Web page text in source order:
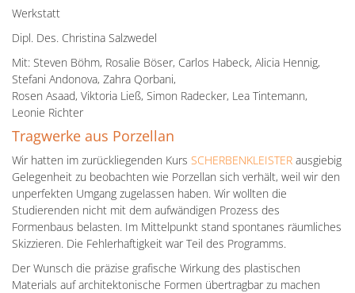
Werkstatt
Dipl. Des. Christina Salzwedel
Mit: Steven Böhm, Rosalie Böser, Carlos Habeck, Alicia Hennig,
Stefani Andonova, Zahra Qorbani,
Rosen Asaad, Viktoria Ließ, Simon Radecker, Lea Tintemann,
Leonie Richter
Tragwerke aus Porzellan
Wir hatten im zurückliegenden Kurs SCHERBENKLEISTER ausgiebig
Gelegenheit zu beobachten wie Porzellan sich verhält, weil wir den
unperfekten Umgang zugelassen haben. Wir wollten die
Studierenden nicht mit dem aufwändigen Prozess des
Formenbaus belasten. Im Mittelpunkt stand spontanes räumliches
Skizzieren. Die Fehlerhaftigkeit war Teil des Programms.
Der Wunsch die präzise grafische Wirkung des plastischen
Materials auf architektonische Formen übertragbar zu machen